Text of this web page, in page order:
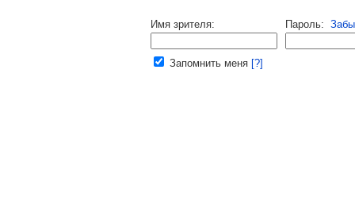
Имя зрителя: Пароль:
Запомнить меня [?]